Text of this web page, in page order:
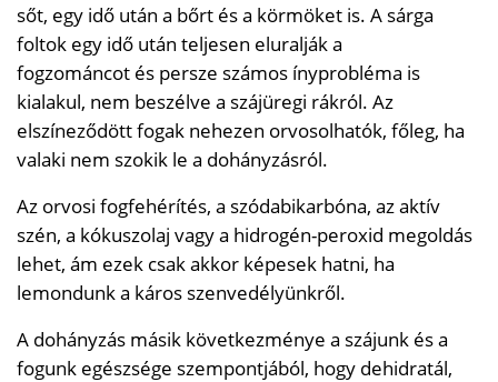
sőt, egy idő után a bőrt és a körmöket is. A sárga
foltok egy idő után teljesen eluralják a
fogzománcot és persze számos ínyprobléma is
kialakul, nem beszélve a szájüregi rákról. Az
elszíneződött fogak nehezen orvosolhatók, főleg, ha
valaki nem szokik le a dohányzásról.
Az orvosi fogfehérítés, a szódabikarbóna, az aktív
szén, a kókuszolaj vagy a hidrogén-peroxid megoldás
lehet, ám ezek csak akkor képesek hatni, ha
lemondunk a káros szenvedélyünkről.
A dohányzás másik következménye a szájunk és a
fogunk egészsége szempontjából, hogy dehidratál,